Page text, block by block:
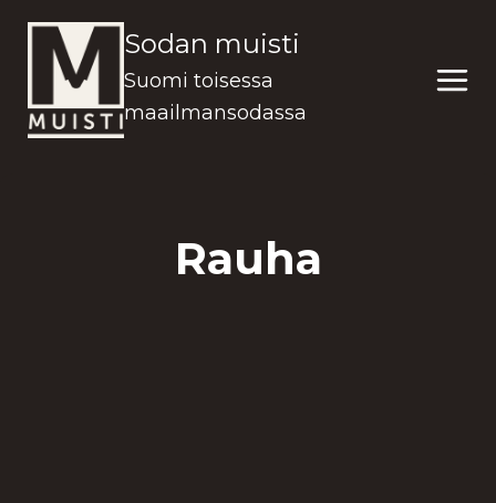
sisältöön
Sodan muisti
Suomi toisessa
maailmansodassa
Rauha